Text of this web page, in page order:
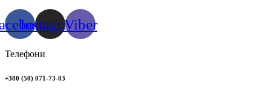
InstagramViber
Телефони
+380 (50) 071-73-03